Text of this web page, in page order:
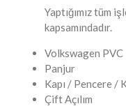
Yaptığımız tüm
kapsamındadır.
Volkswagen PVC
Panjur
Kapı / Pencere /
Çift Açılım